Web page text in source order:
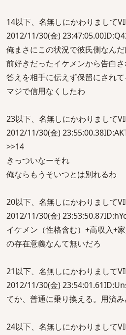
14以下、名無しにかわりまして
2012/11/30(金)
俺まさにこの状況で彼氏側なん
前好きだったイケメンから告白
答えを相手に伝えず保留にされ
マジで信用なくしたわ
23以下、名無しにかわりまして
2012/11/30(金)
>>14
きっついなーそれ
俺ならもうそいつとは別れるわ
20以下、名無しにかわりまして
2012/11/30(金)
イケメン（性格含む）+高収入+
の存在意義なんて無いだろ
21以下、名無しにかわりまして
2012/11/30(金)
てか、普通に乗り換える。用済
24以下、名無しにかわりまして